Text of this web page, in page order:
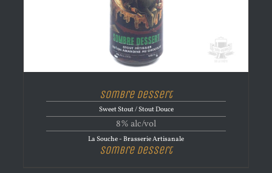
Sombre Dessert
Sweet Stout / Stout Douce
8% alc/vol
La Souche - Brasserie Artisanale
Sombre Dessert